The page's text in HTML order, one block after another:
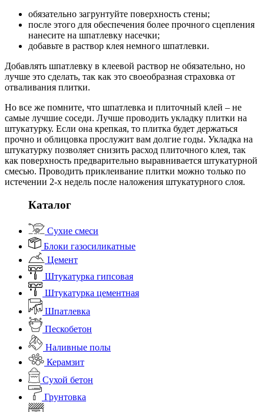
обязательно загрунтуйте поверхность стены;
после этого для обеспечения более прочного сцепления
нанесите на шпатлевку насечки;
добавьте в раствор клея немного шпатлевки.
Добавлять шпатлевку в клеевой раствор не обязательно, но
лучше это сделать, так как это своеобразная страховка от
отваливания плитки.
Но все же помните, что шпатлевка и плиточный клей – не
самые лучшие соседи. Лучше проводить укладку плитки на
штукатурку. Если она крепкая, то плитка будет держаться
прочно и облицовка прослужит вам долгие годы. Укладка на
штукатурку позволяет снизить расход плиточного клея, так
как поверхность предварительно выравнивается штукатурной
смесью. Проводить приклеивание плитки можно только по
истечении 2-х недель после наложения штукатурного слоя.
Каталог
Сухие смеси
Блоки газосиликатные
Цемент
Штукатурка гипсовая
Штукатурка цементная
Шпатлевка
Пескобетон
Наливные полы
Керамзит
Сухой бетон
Грунтовка